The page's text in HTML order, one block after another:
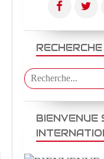
RECHERCHE
BIENVENUE